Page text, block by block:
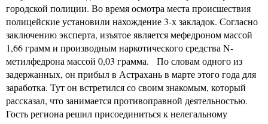
городской полиции. Во время осмотра места происшествия
полицейские установили нахождение 3-х закладок. Согласно
заключению эксперта, изъятое является мефедроном массой
1,66 грамм и производным наркотического средства N-
метилфедрона массой 0,03 грамма. По словам одного из
задержанных, он прибыл в Астрахань в марте этого года для
заработка. Тут он встретился со своим знакомым, который
рассказал, что занимается противоправной деятельностью.
Гость региона решил присоединиться к нелегальному